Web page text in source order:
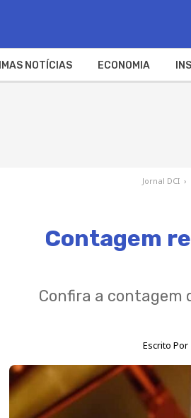
NOTÍCIAS ECONOMIA
Jornal DCI ›
Contagem
Confira a contagem
Escrito Por